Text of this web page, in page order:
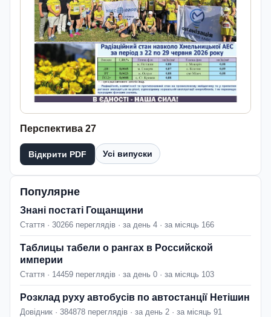
Перспектива 27
Відкрити PDF Усі випуски
Популярне
Знані постаті Гощанщини
Стаття · 30266 переглядів · за день 4 · за місяць 166
Таблицы табели о рангах в Российской
империи
Стаття · 14459 переглядів · за день 0 · за місяць 103
Розклад руху автобусів по автостанції Нетішин
Довідник · 384878 переглядів · за день 2 · за місяць 91